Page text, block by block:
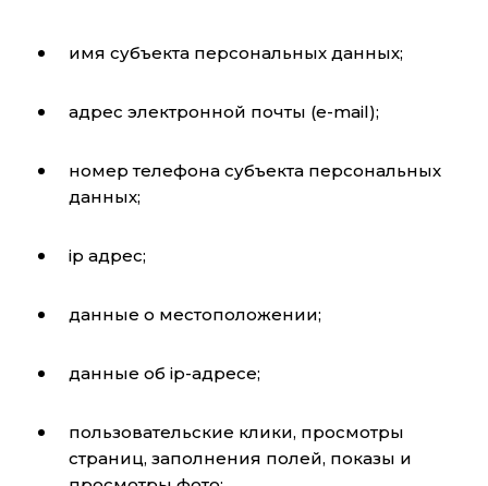
имя субъекта персональных данных;
адрес электронной почты (e-mail);
номер телефона субъекта персональных
данных;
ip адрес;
данные о местоположении;
данные об ip-адресе;
пользовательские клики, просмотры
страниц, заполнения полей, показы и